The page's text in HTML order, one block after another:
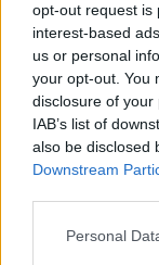
opt-out request is
interest-based
us or personal
your opt-out. You
disclosure of
IAB’s list of
also be disclosed
Downstream
Please note that
Personal